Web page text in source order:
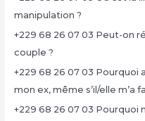
manipulation ?
+229 68 26 07 03 Peut-on
couple ?
+229 68 26 07 03 Pourquoi
mon ex, même s’il/elle m’a
+229 68 26 07 03 Pourquoi